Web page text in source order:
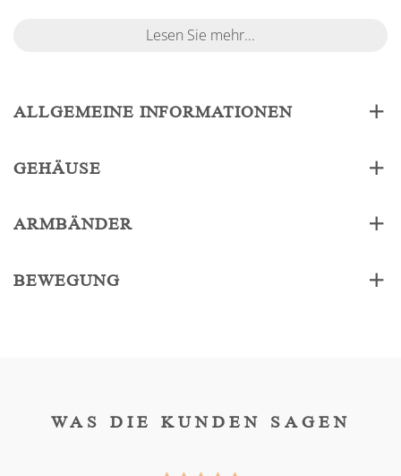
Lesen Sie mehr...
ALLGEMEINE INFORMATIONEN
GEHÄUSE
ARMBÄNDER
BEWEGUNG
WAS DIE KUNDEN SAGEN